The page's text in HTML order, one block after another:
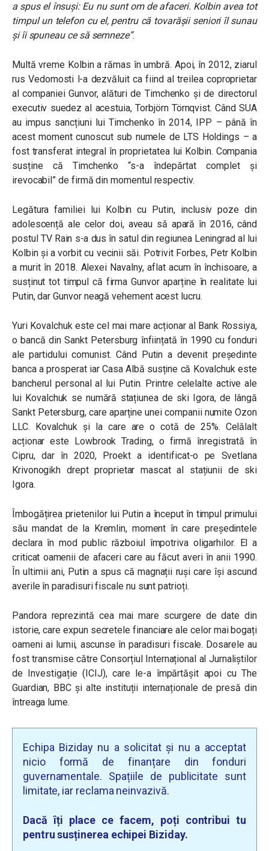
a spus el însuși: Eu nu sunt om de afaceri. Kolbin avea tot
timpul un telefon cu el, pentru că tovarășii seniori îl sunau
și îi spuneau ce să semneze”.
Multă vreme Kolbin a rămas în umbră. Apoi, în 2012, ziarul
rus Vedomosti l-a dezvăluit ca fiind al treilea coproprietar
al companiei Gunvor, alături de Timchenko și de directorul
executiv suedez al acestuia, Torbjörn Törnqvist. Când SUA
au impus sancțiuni lui Timchenko în 2014, IPP – până în
acest moment cunoscut sub numele de LTS Holdings – a
fost transferat integral în proprietatea lui Kolbin. Compania
susține că Timchenko “s-a îndepărtat complet și
irevocabil” de firmă din momentul respectiv.
Legătura familiei lui Kolbin cu Putin, inclusiv poze din
adolescență ale celor doi, aveau să apară în 2016, când
postul TV Rain s-a dus în satul din regiunea Leningrad al lui
Kolbin și a vorbit cu vecinii săi. Potrivit Forbes, Petr Kolbin
a murit în 2018. Alexei Navalny, aflat acum în închisoare, a
susținut tot timpul că firma Gunvor aparține în realitate lui
Putin, dar Gunvor neagă vehement acest lucru.
Yuri Kovalchuk este cel mai mare acționar al Bank Rossiya,
o bancă din Sankt Petersburg înființată în 1990 cu fonduri
ale partidului comunist. Când Putin a devenit președinte
banca a prosperat iar Casa Albă susține că Kovalchuk este
bancherul personal al lui Putin. Printre celelalte active ale
lui Kovalchuk se numără stațiunea de ski Igora, de lângă
Sankt Petersburg, care aparține unei companii numite Ozon
LLC. Kovalchuk și la care are o cotă de 25%. Celălalt
acționar este Lowbrook Trading, o firmă înregistrată în
Cipru, dar în 2020, Proekt a identificat-o pe Svetlana
Krivonogikh drept proprietar mascat al stațiunii de ski
Igora.
Îmbogățirea prietenilor lui Putin a început în timpul primului
său mandat de la Kremlin, moment în care președintele
declara în mod public războiul împotriva oligarhilor. El a
criticat oamenii de afaceri care au făcut averi în anii 1990.
În ultimii ani, Putin a spus că magnații ruși care își ascund
averile în paradisuri fiscale nu sunt patrioți.
Pandora reprezintă cea mai mare scurgere de date din
istorie, care expun secretele financiare ale celor mai bogați
oameni ai lumii, ascunse în paradisuri fiscale. Dosarele au
fost transmise către Consorțiul Internațional al Jurnaliștilor
de Investigație (ICIJ), care le-a împărtășit apoi cu The
Guardian, BBC și alte instituții internaționale de presă din
întreaga lume.
Echipa Biziday nu a solicitat și nu a acceptat
nicio formă de finanțare din fonduri
guvernamentale. Spațiile de publicitate sunt
limitate, iar reclama neinvazivă.
Dacă îți place ce facem, poți contribui tu
pentru susținerea echipei Biziday.